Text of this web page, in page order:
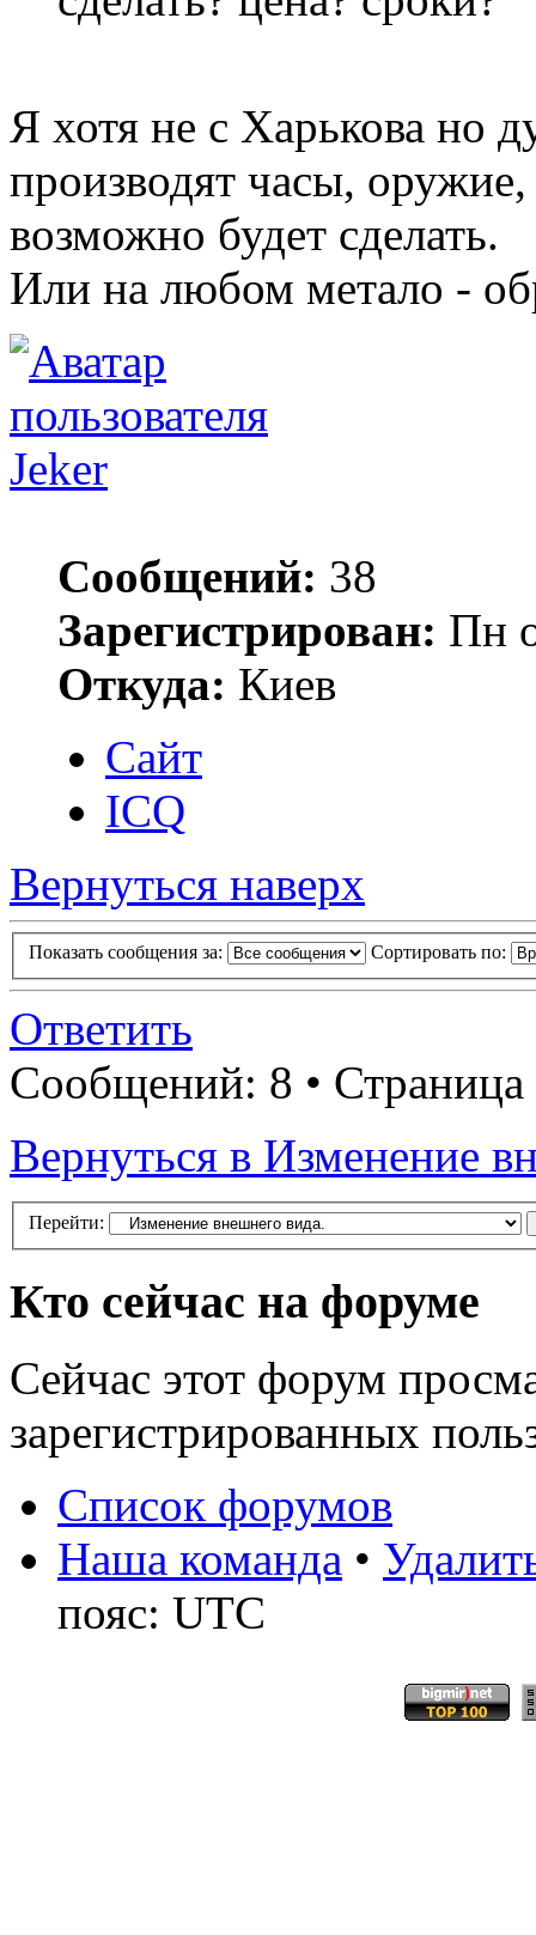
Я хотя не с Харькова но
производят часы,
возможно будет сделать.
Или на любом метало -
Jeker
Сообщений: 38
Зарегистрирован: Пн
Откуда: Киев
Сайт
ICQ
Вернуться наверх
Показать сообщения за: Сортировать по:
Ответить
Сообщений: 8 • Страница
Вернуться в Изменение
Перейти:
Кто сейчас на форуме
Сейчас этот форум
зарегистрированных
Список форумов
Наша команда •
пояс: UTC